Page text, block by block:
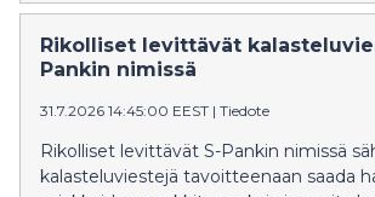
Pankin Arjen turvabarometri -kysely
suomalaisten arki rakentuu
näkökulmasta hyvin erilaisista
Rikolliset levittävät
Pankin nimissä
31.7.2026 14:45:00 EEST | Tiedote
Rikolliset levittävät S-Pankin nimissä
kalasteluviestejä tavoitteenaan saada